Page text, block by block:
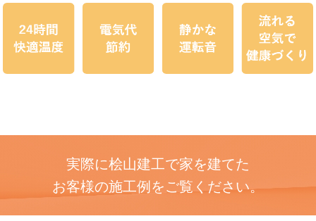
実際に桧山建工で家を建てた
お客様の施工例をご覧ください。